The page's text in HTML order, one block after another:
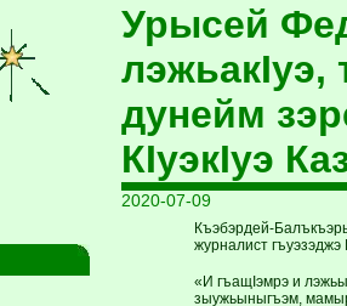
Урысей
лэжьакIуэ,
дунейм
КIуэкIуэ
2020-07-09
Къэбэрдей-
журналист
«И гъащIэмрэ и
зыужьыныгъэм,